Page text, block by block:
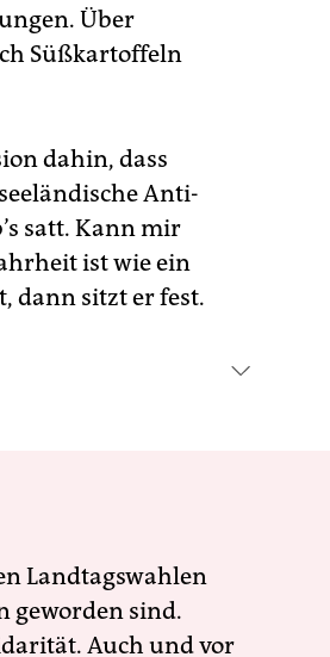
Über
Süßkartoffeln
dahin, dass
Anti-
satt. Kann mir
ist wie ein
dann sitzt er fest.
Landtagswahlen
geworden sind.
Auch und vor